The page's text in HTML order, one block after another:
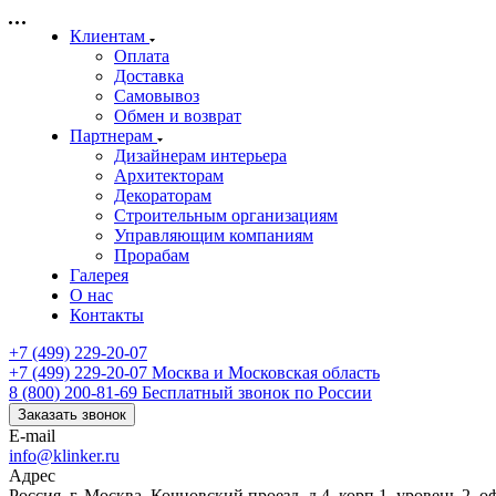
Клиентам
Оплата
Доставка
Самовывоз
Обмен и возврат
Партнерам
Дизайнерам интерьера
Архитекторам
Декораторам
Строительным организациям
Управляющим компаниям
Прорабам
Галерея
О нас
Контакты
+7 (499) 229-20-07
+7 (499) 229-20-07 Москва и Московская область
8 (800) 200-81-69 Бесплатный звонок по России
Заказать звонок
E-mail
info@klinker.ru
Адрес